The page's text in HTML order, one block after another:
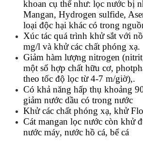
khoan cụ thể như: lọc nước bị
Mangan, Hydrogen sulfide,
loại độc hại khác có trong
Xúc tác quá trình khử sắt với
mg/l và khử các chất phóng xạ.
Giảm hàm lượng nitrogen
một số hợp chất hữu cơ,
theo tốc độ lọc từ 4-7 m/giờ),.
Có khả năng hấp thụ khoảng
giảm nước dầu có trong nước
Khử các chất phóng xạ, khử
Cát mangan lọc nước còn khử
nước máy, nước hồ cá, bể cá